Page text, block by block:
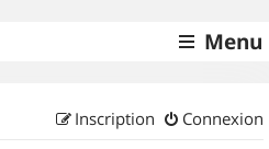
Menu
Connexion
Inscription